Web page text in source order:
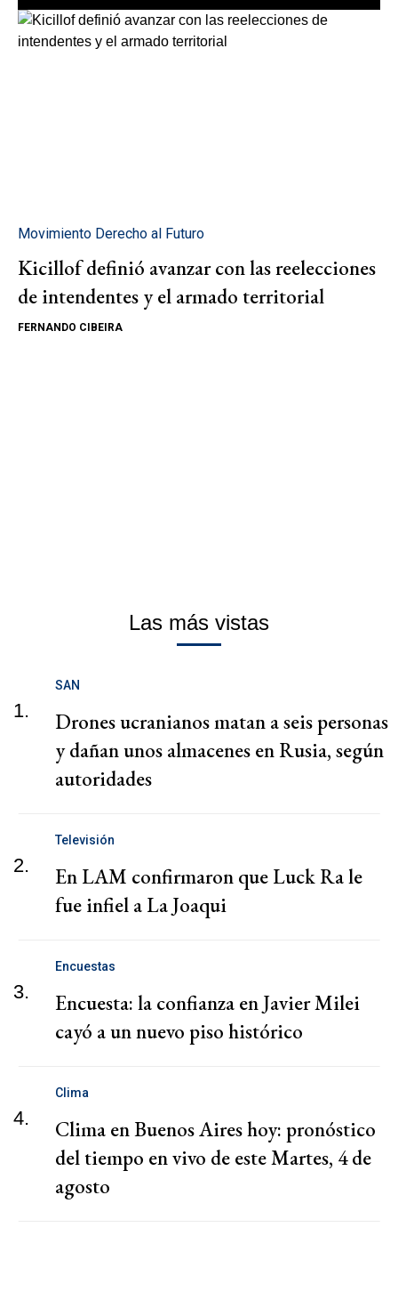
Movimiento Derecho al Futuro
Kicillof definió avanzar con las reelecciones
de intendentes y el armado territorial
FERNANDO CIBEIRA
Las más vistas
1.
SAN
Drones ucranianos matan a seis personas
y dañan unos almacenes en Rusia, según
autoridades
2.
Televisión
En LAM confirmaron que Luck Ra le
fue infiel a La Joaqui
3.
Encuestas
Encuesta: la confianza en Javier Milei
cayó a un nuevo piso histórico
4.
Clima
Clima en Buenos Aires hoy: pronóstico
del tiempo en vivo de este Martes, 4 de
agosto